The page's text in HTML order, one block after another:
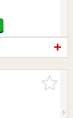
お気に入
りに追加